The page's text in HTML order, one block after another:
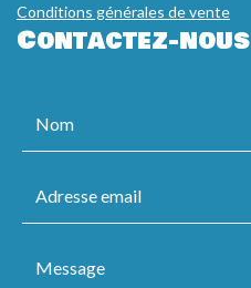
Conditions générales de vente
Contactez-nous